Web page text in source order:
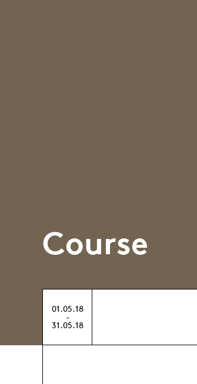
Course
01.05.18
-
31.05.18